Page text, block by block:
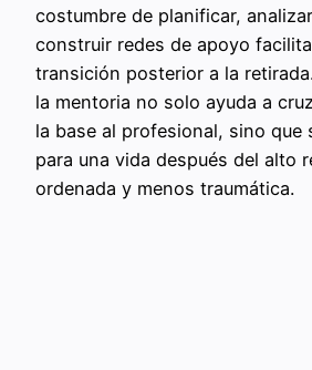
costumbre de planificar,
construir redes de apoyo
transición posterior a la
la mentoria no solo ayuda a
la base al profesional, sino que
para una vida después del alto
ordenada y menos traumática.